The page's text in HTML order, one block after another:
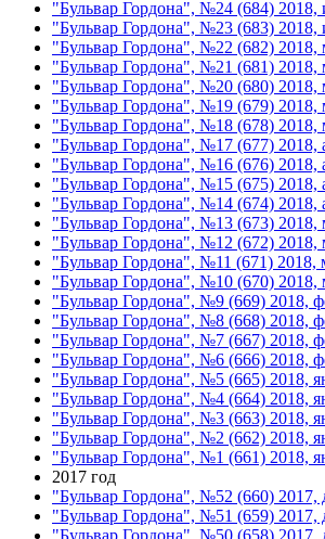
"Бульвар Гордона", №24 (684) 2018,
"Бульвар Гордона", №23 (683) 2018,
"Бульвар Гордона", №22 (682) 2018,
"Бульвар Гордона", №21 (681) 2018,
"Бульвар Гордона", №20 (680) 2018,
"Бульвар Гордона", №19 (679) 2018,
"Бульвар Гордона", №18 (678) 2018,
"Бульвар Гордона", №17 (677) 2018,
"Бульвар Гордона", №16 (676) 2018,
"Бульвар Гордона", №15 (675) 2018,
"Бульвар Гордона", №14 (674) 2018,
"Бульвар Гордона", №13 (673) 2018,
"Бульвар Гордона", №12 (672) 2018,
"Бульвар Гордона", №11 (671) 2018,
"Бульвар Гордона", №10 (670) 2018,
"Бульвар Гордона", №9 (669) 2018,
"Бульвар Гордона", №8 (668) 2018,
"Бульвар Гордона", №7 (667) 2018,
"Бульвар Гордона", №6 (666) 2018,
"Бульвар Гордона", №5 (665) 2018,
"Бульвар Гордона", №4 (664) 2018,
"Бульвар Гордона", №3 (663) 2018,
"Бульвар Гордона", №2 (662) 2018,
"Бульвар Гордона", №1 (661) 2018,
2017 год
"Бульвар Гордона", №52 (660) 2017,
"Бульвар Гордона", №51 (659) 2017,
"Бульвар Гордона", №50 (658) 2017,